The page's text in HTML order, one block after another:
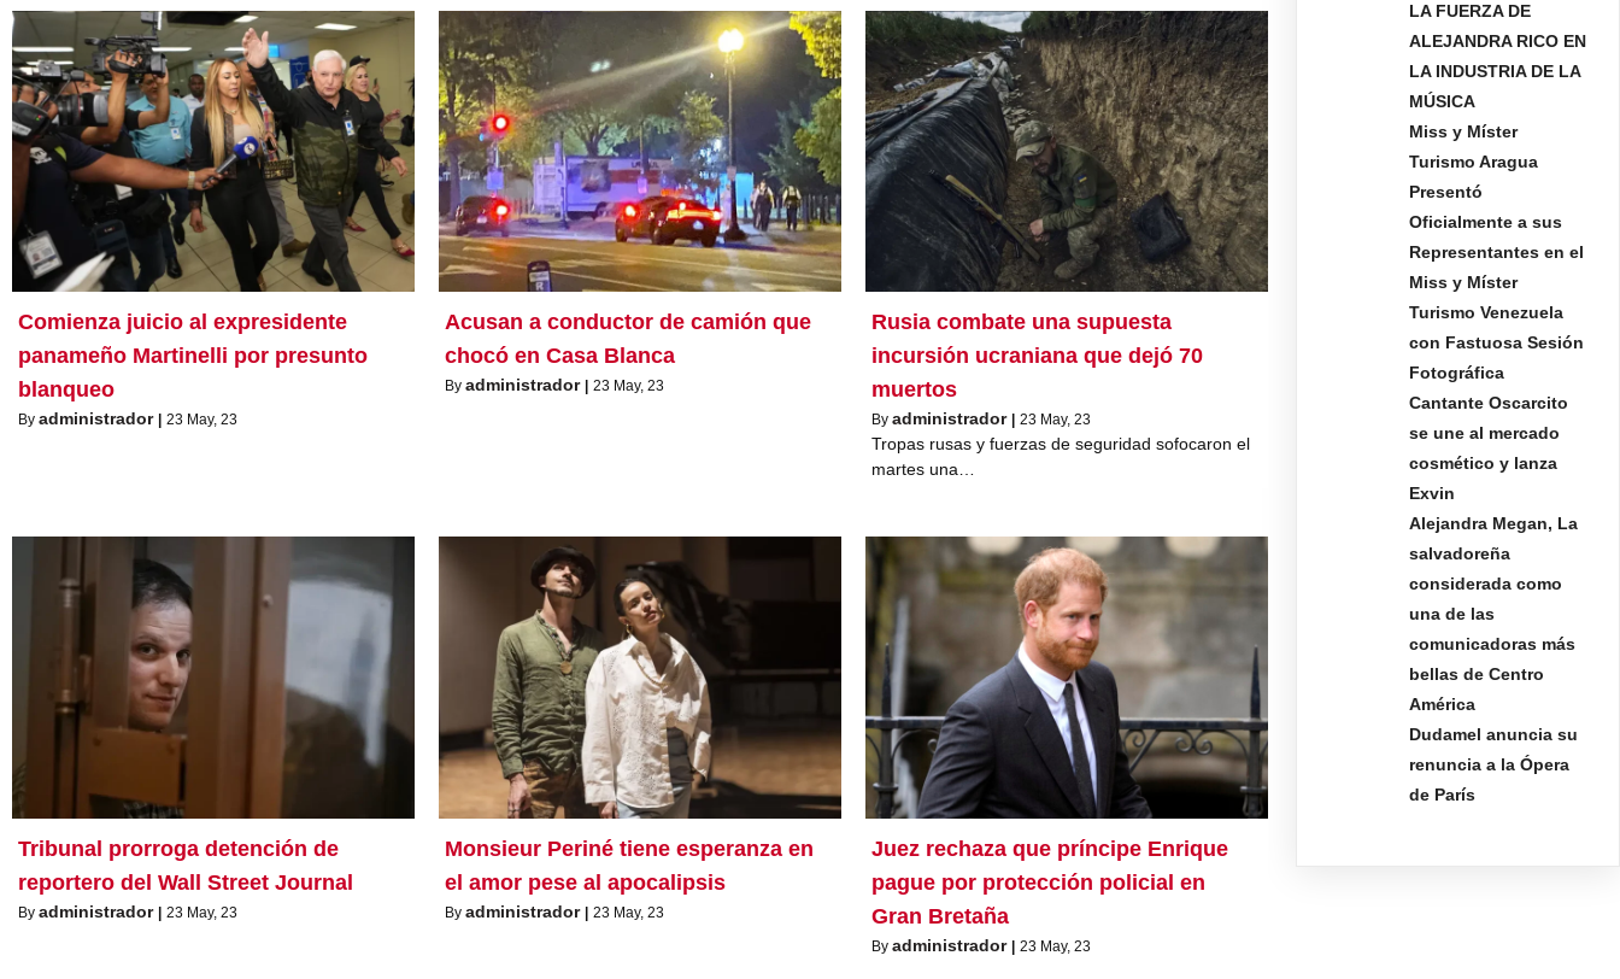
Comienza juicio al expresidente
panameño Martinelli por presunto
blanqueo
By administrador 23 May, 23
Acusan a conductor de camión que
chocó en Casa Blanca
By administrador 23 May, 23
Rusia combate una supuesta
incursión ucraniana que dejó 70
muertos
By administrador 23 May, 23
Tropas rusas y fuerzas de seguridad sofocaron el
martes una…
Tribunal prorroga detención de
reportero del Wall Street Journal
By administrador 23 May, 23
Monsieur Periné tiene esperanza en
el amor pese al apocalipsis
By administrador 23 May, 23
Juez rechaza que príncipe Enrique
pague por protección policial en
Gran Bretaña
By administrador 23 May, 23
LA FUERZA DE
ALEJANDRA RICO EN
LA INDUSTRIA DE LA
MÚSICA
Miss y Míster
Turismo Aragua
Presentó
Oficialmente a sus
Representantes en el
Miss y Míster
Turismo Venezuela
con Fastuosa Sesión
Fotográfica
Cantante Oscarcito
se une al mercado
cosmético y lanza
Exvin
Alejandra Megan, La
salvadoreña
considerada como
una de las
comunicadoras más
bellas de Centro
América
Dudamel anuncia su
renuncia a la Ópera
de París